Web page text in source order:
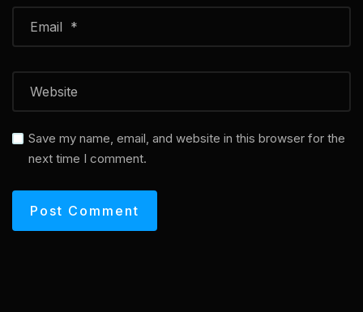
Save my name, email, and website in this browser for the
next time I comment.